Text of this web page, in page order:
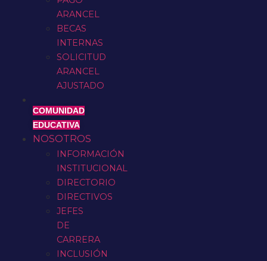
ARANCEL
BECAS
INTERNAS
SOLICITUD
ARANCEL
AJUSTADO
COMUNIDAD
EDUCATIVA
NOSOTROS
INFORMACIÓN
INSTITUCIONAL
DIRECTORIO
DIRECTIVOS
JEFES
DE
CARRERA
INCLUSIÓN